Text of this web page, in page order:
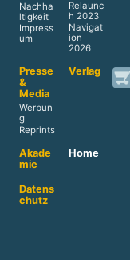
Nachha
ltigkeit
Impress
um
Relaunc
h 2023
Navigat
ion
2026
Presse
&
Media
Werbun
g
Reprints
Verlag
Akade
mie
Home
Datens
chutz